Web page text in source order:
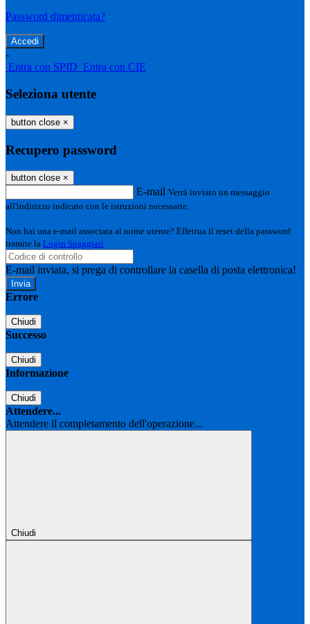
Password dimenticata?
-
Entra con SPID Entra con CIE
Seleziona utente
button close ×
Recupero password
button close ×
E-mail Verrà inviato un messaggio
all'indirizzo indicato con le istruzioni necessarie.
Non hai una e-mail associata al nome utente? Effettua il reset della password
tramite la Login Spaggiari
E-mail inviata, si prega di controllare la casella di posta elettronica!
Errore
Chiudi
Successo
Chiudi
Informazione
Chiudi
Attendere...
Attendere il completamento dell'operazione...
Chiudi